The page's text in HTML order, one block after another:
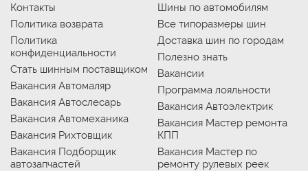
Контакты
Политика возврата
Политика
конфиденциальности
Стать шинным поставщиком
Вакансия Автомаляр
Вакансия Автослесарь
Вакансия Автомеханика
Вакансия Рихтовщик
Вакансия Подборщик
автозапчастей
Шины по автомобилям
Все типоразмеры шин
Доставка шин по городам
Полезно знать
Вакансии
Программа лояльности
Вакансия Автоэлектрик
Вакансия Мастер ремонта
КПП
Вакансия Мастер по
ремонту рулевых реек